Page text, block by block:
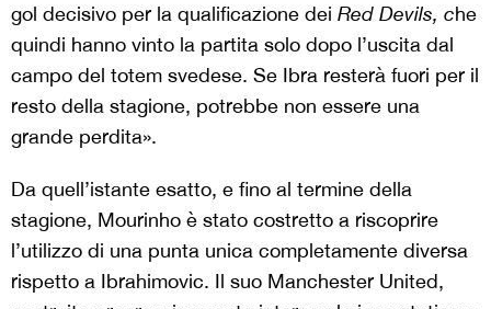
gol decisivo per la qualificazione dei Red Devils, che
quindi hanno vinto la partita solo dopo l’uscita dal
campo del totem svedese. Se Ibra resterà fuori per il
resto della stagione, potrebbe non essere una
grande perdita».
Da quell’istante esatto, e fino al termine della
stagione, Mourinho è stato costretto a riscoprire
l’utilizzo di una punta unica completamente diversa
rispetto a Ibrahimovic. Il suo Manchester United,